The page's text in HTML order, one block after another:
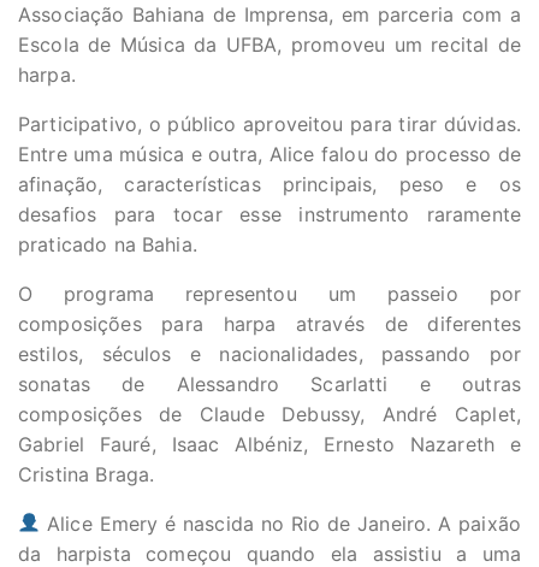
Associação Bahiana de Imprensa, em parceria com a
Escola de Música da UFBA, promoveu um recital de
harpa.
Participativo, o público aproveitou para tirar dúvidas.
Entre uma música e outra, Alice falou do processo de
afinação, características principais, peso e os
desafios para tocar esse instrumento raramente
praticado na Bahia.
O programa representou um passeio por
composições para harpa através de diferentes
estilos, séculos e nacionalidades, passando por
sonatas de Alessandro Scarlatti e outras
composições de Claude Debussy, André Caplet,
Gabriel Fauré, Isaac Albéniz, Ernesto Nazareth e
Cristina Braga.
Alice Emery é nascida no Rio de Janeiro. A paixão
da harpista começou quando ela assistiu a uma